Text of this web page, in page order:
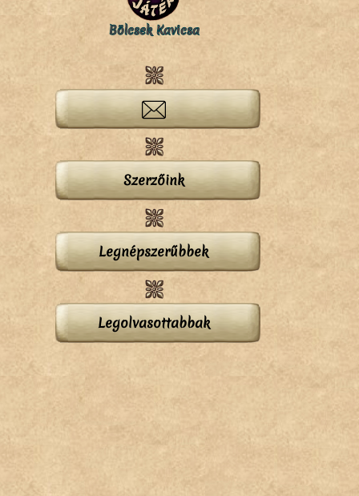
Bölcsek Kavicsa
Szerzőink
Legnépszerűbbek
Legolvasottabbak